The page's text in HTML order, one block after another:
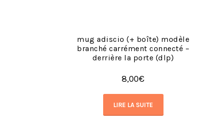
mug adiscio (+ boîte) modèle
branché carrément connecté –
derrière la porte (dlp)
8,00€
LIRE LA SUITE